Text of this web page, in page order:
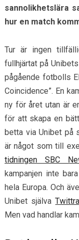
sannolikhetslära
hur en match
Tur är ingen
fullhjärtat på
pågående fotbolls
Coincidence”. En
ny för året utan är
för att skapa en
betta via Unibet på
är något som till
tidningen SBC
kampanjen inte
hela Europa. Och
Unibet själva
Men vad handlar